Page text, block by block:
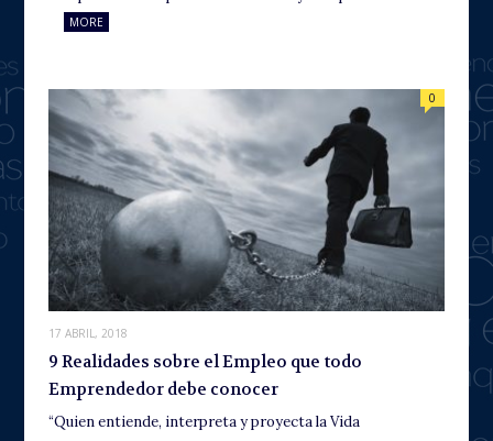
MORE
17 ABRIL, 2018
0
9 Realidades sobre el Empleo que todo
Emprendedor debe conocer
“Quien entiende, interpreta y proyecta la Vida